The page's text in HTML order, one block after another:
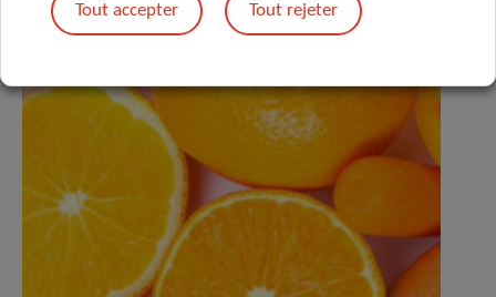
Tout accepter Tout rejeter